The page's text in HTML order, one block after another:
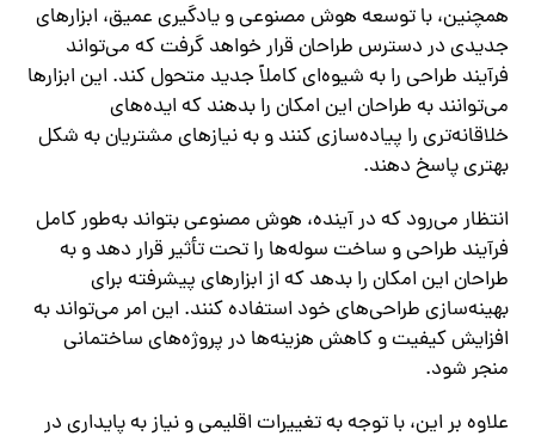
همچنین، با توسعه هوش مصنوعی و یادگیری عمیق، ابزارهای
جدیدی در دسترس طراحان قرار خواهد گرفت که می‌تواند
فرآیند طراحی را به شیوه‌ای کاملاً جدید متحول کند. این ابزارها
می‌توانند به طراحان این امکان را بدهند که ایده‌های
خلاقانه‌تری را پیاده‌سازی کنند و به نیازهای مشتریان به شکل
بهتری پاسخ دهند.
انتظار می‌رود که در آینده، هوش مصنوعی بتواند به‌طور کامل
فرآیند طراحی و ساخت سوله‌ها را تحت تأثیر قرار دهد و به
طراحان این امکان را بدهد که از ابزارهای پیشرفته برای
بهینه‌سازی طراحی‌های خود استفاده کنند. این امر می‌تواند به
افزایش کیفیت و کاهش هزینه‌ها در پروژه‌های ساختمانی
منجر شود.
علاوه بر این، با توجه به تغییرات اقلیمی و نیاز به پایداری در